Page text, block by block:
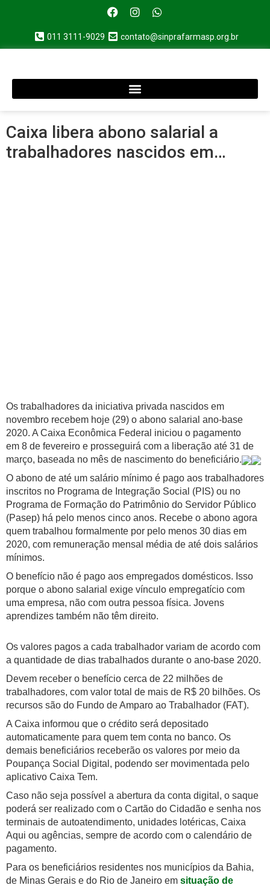
011 3111-9029 contato@sinprafarmasp.org.br
Caixa libera abono salarial a
trabalhadores nascidos em…
Os trabalhadores da iniciativa privada nascidos em
novembro recebem hoje (29) o abono salarial ano-base
2020. A Caixa Econômica Federal iniciou o pagamento
em 8 de fevereiro e prosseguirá com a liberação até 31 de
março, baseada no mês de nascimento do beneficiário.
O abono de até um salário mínimo é pago aos trabalhadores
inscritos no Programa de Integração Social (PIS) ou no
Programa de Formação do Patrimônio do Servidor Público
(Pasep) há pelo menos cinco anos. Recebe o abono agora
quem trabalhou formalmente por pelo menos 30 dias em
2020, com remuneração mensal média de até dois salários
mínimos.
O benefício não é pago aos empregados domésticos. Isso
porque o abono salarial exige vínculo empregatício com
uma empresa, não com outra pessoa física. Jovens
aprendizes também não têm direito.
Os valores pagos a cada trabalhador variam de acordo com
a quantidade de dias trabalhados durante o ano-base 2020.
Devem receber o benefício cerca de 22 milhões de
trabalhadores, com valor total de mais de R$ 20 bilhões. Os
recursos são do Fundo de Amparo ao Trabalhador (FAT).
A Caixa informou que o crédito será depositado
automaticamente para quem tem conta no banco. Os
demais beneficiários receberão os valores por meio da
Poupança Social Digital, podendo ser movimentada pelo
aplicativo Caixa Tem.
Caso não seja possível a abertura da conta digital, o saque
poderá ser realizado com o Cartão do Cidadão e senha nos
terminais de autoatendimento, unidades lotéricas, Caixa
Aqui ou agências, sempre de acordo com o calendário de
pagamento.
Para os beneficiários residentes nos municípios da Bahia,
de Minas Gerais e do Rio de Janeiro em situação de